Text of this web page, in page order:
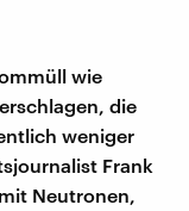
wie
die
weniger
Frank
Neutronen,